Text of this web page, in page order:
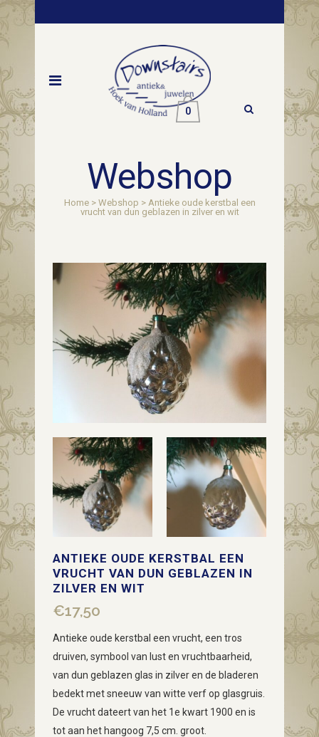
0
Webshop
Home> Webshop > Antieke oude kerstbal een
vrucht van dun geblazen in zilver en wit
ANTIEKE OUDE KERSTBAL EEN
VRUCHT VAN DUN GEBLAZEN IN
ZILVER EN WIT
€17,50
Antieke oude kerstbal een vrucht, een tros
druiven, symbool van lust en vruchtbaarheid,
van dun geblazen glas in zilver en de bladeren
bedekt met sneeuw van witte verf op glasgruis.
De vrucht dateert van het 1e kwart 1900 en is
tot aan het hangoog 7,5 cm. groot.